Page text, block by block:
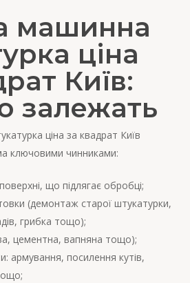
машинна
ціна
Київ:
залежать
ціна за квадрат Київ
ключовими чинниками:
що підлягає обробці;
(демонтаж старої штукатурки,
грибка тощо);
цементна, вапняна тощо);
армування, посилення кутів,